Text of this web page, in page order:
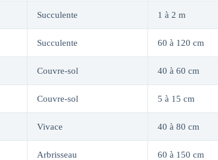
Succulente 1 à 2 m
Succulente 60 à 120 cm
Couvre-sol 40 à 60 cm
Couvre-sol 5 à 15 cm
Vivace 40 à 80 cm
Arbrisseau 60 à 150 cm